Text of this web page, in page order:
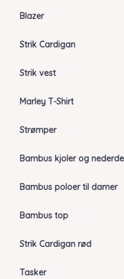
Blazer
Strik Cardigan
Strik vest
Marley T-Shirt
Strømper
Bambus kjoler og
Bambus poloer til damer
Bambus top
Strik Cardigan rød
Tasker